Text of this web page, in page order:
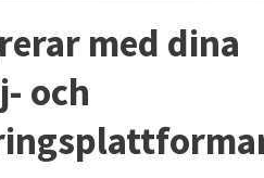
med dina
och